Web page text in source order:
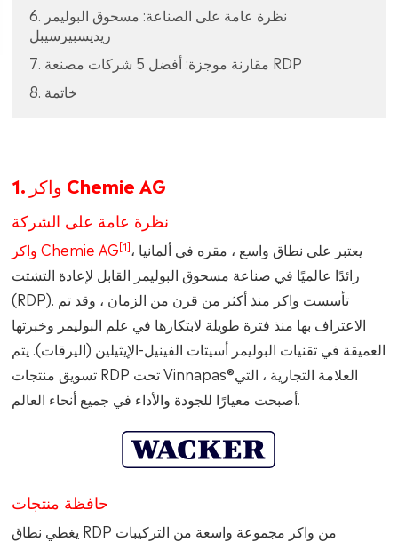
6. نظرة عامة على الصناعة: مسحوق البوليمر
ريديسبيرسيبل
7. مقارنة موجزة: أفضل 5 شركات مصنعة RDP
8. خاتمة
1. واكر Chemie AG
نظرة عامة على الشركة
واكر Chemie AG[1]يعتبر على نطاق واسع ، مقره في ألمانيا ،
رائدًا عالميًا في صناعة مسحوق البوليمر القابل لإعادة التشتت
(RDP). تأسست واكر منذ أكثر من قرن من الزمان ، وقد تم
الاعتراف بها منذ فترة طويلة لابتكارها في علم البوليمر وخبرتها
العميقة في تقنيات البوليمر أسيتات الفينيل-الإيثيلين (اليرقات). يتم
تسويق منتجات RDP تحت Vinnapas®العلامة التجارية ، التي
أصبحت معيارًا للجودة والأداء في جميع أنحاء العالم.
حافظة منتجات
يغطي نطاق RDP من واكر مجموعة واسعة من التركيبات